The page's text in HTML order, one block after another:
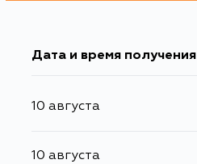
Дата и время получения
10 августа
10 августа